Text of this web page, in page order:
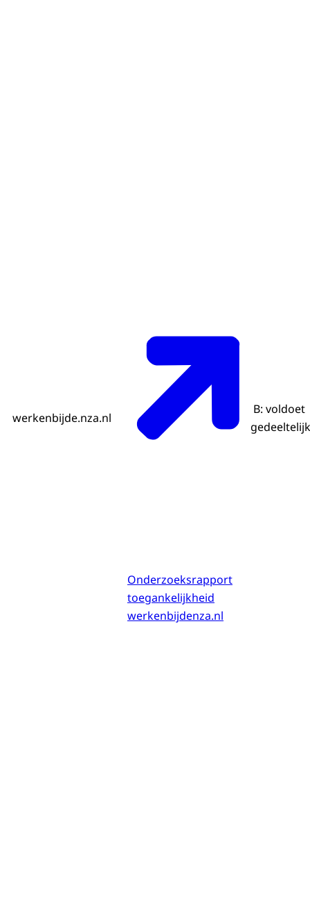
werkenbijde.nza.nl
Onderzoeksrapport
toegankelijkheid
werkenbijdenza.nl
B: voldoet
gedeeltelijk